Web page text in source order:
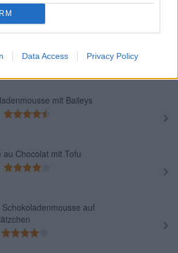
Data Access Privacy Policy
mit Baileys
au Chocolat mit Tofu
auf